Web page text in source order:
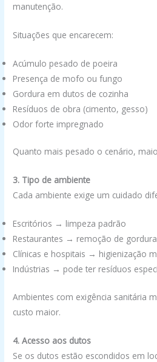
manutenção.
Situações que encarecem:
Acúmulo pesado de poeira
Presença de mofo ou fungo
Gordura em dutos de cozinha
Resíduos de obra (cimento, gesso)
Odor forte impregnado
Quanto mais pesado o cenário,
3. Tipo de ambiente
Cada ambiente exige um cuidado
Escritórios → limpeza padrão
Restaurantes → remoção de gordura
Clínicas e hospitais → higienização
Indústrias → pode ter resíduos
Ambientes com exigência sanitária
custo maior.
4. Acesso aos dutos
Se os dutos estão escondidos em